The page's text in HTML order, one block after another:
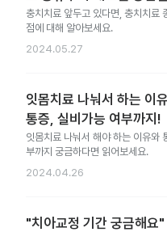
충치치료 앞두고 있다면, 충치치료
점에 대해 알아보세요.
2024.05.27
잇몸치료 나눠서 하는 이
통증, 실비가능 여부까지!
잇몸치료 나눠서 해야 하는 이유와
부까지 궁금하다면 읽어보세요.
2024.04.26
"치아교정 기간 궁금해요